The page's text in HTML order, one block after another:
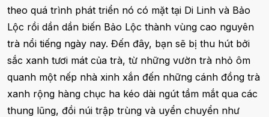
theo quá trình phát triển nó có mặt tại Di Linh và Bảo
Lộc rồi dần dần biến Bảo Lộc thành vùng cao nguyên
trà nổi tiếng ngày nay. Đến đây, bạn sẽ bị thu hút bởi
sắc xanh tươi mát của trà, từ những vườn trà nhỏ ôm
quanh một nếp nhà xinh xắn đến những cánh đồng trà
xanh rộng hàng chục ha kéo dài ngút tầm mắt qua các
thung lũng, đồi núi trập trùng và uyển chuyển như